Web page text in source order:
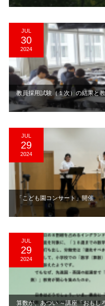
JUL
30
2024
教員採用試験（１次）の結果と
JUL
29
2024
「こども園コンサート」開催
JUL
29
2024
算数が、あつい ～講座「おもし